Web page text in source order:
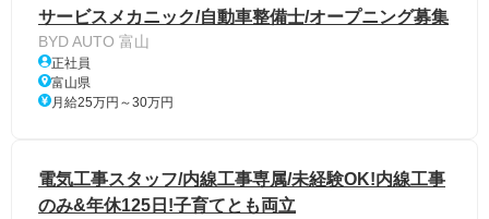
サービスメカニック/自動車整備士/オープニング募集
BYD AUTO 富山
正社員
富山県
月給25万円～30万円
電気工事スタッフ/内線工事専属/未経験OK!内線工事
のみ&年休125日!子育てとも両立